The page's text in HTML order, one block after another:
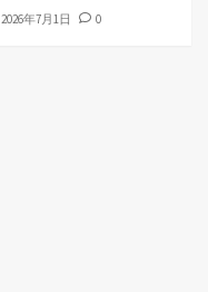
2026年7月1日 0